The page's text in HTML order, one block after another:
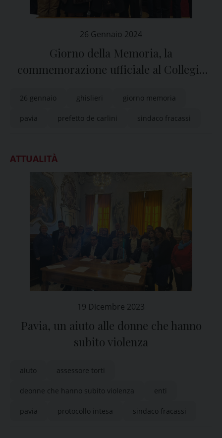
26 Gennaio 2024
Giorno della Memoria, la
commemorazione ufficiale al Collegio
26 gennaio ghislieri giorno memoria
pavia prefetto de carlini sindaco fracassi
ATTUALITÀ
19 Dicembre 2023
Pavia, un aiuto alle donne che hanno
subito violenza
aiuto assessore torti
deonne che hanno subito violenza enti
pavia protocollo intesa sindaco fracassi